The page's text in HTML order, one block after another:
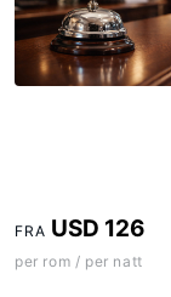
FRA USD 126
per rom / per natt